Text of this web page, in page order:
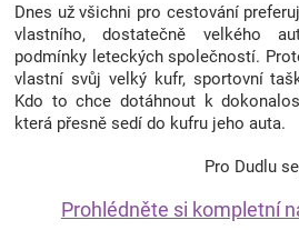
Dnes už všichni pro cestování
vlastního, dostatečně velkého
podmínky leteckých společností.
vlastní svůj velký kufr, sportovní
Kdo to chce dotáhnout k
která přesně sedí do kufru jeho auta.
Pro Dudlu
Prohlédněte si kompletní